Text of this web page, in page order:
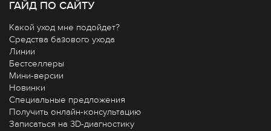
ГАЙД ПО САЙТУ
Какой уход мне подойдет?
Средства базового ухода
Линии
Бестселлеры
Мини-версии
Новинки
Специальные предложения
Получить онлайн-консультацию
Записаться на 3D-диагностику